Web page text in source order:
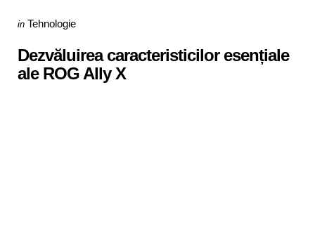
Categories
Posted
in Tehnologie
Dezvăluirea caracteristicilor esențiale
ale ROG Ally X